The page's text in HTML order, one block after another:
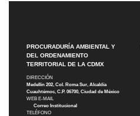
PROCURADURÍA AMBIENTAL Y
DEL ORDENAMIENTO
TERRITORIAL DE LA CDMX
DIRECCIÓN
Medellín 202, Col. Roma Sur, Alcaldía
Cuauhtémoc, C.P. 06700, Ciudad de México
WEB E-MAIL
Correo Institucional
TELÉFONO